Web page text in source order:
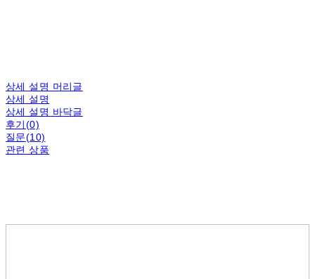
상세 설명 머리글
상세 설명
상세 설명 바닥글
후기(0)
질문(10)
관련 상품